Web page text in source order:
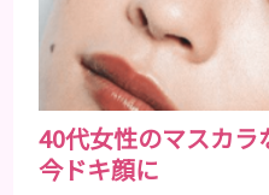
髪が生え変わるサイクル
ます。髪が太くならない
40代女性のマスカ
今ドキ顔に